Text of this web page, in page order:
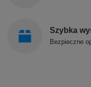
Szybka
Bezpieczne